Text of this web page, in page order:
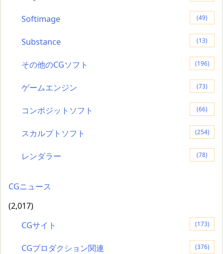
Softimage (49)
Substance (13)
その他のCGソフト (196)
ゲームエンジン (73)
コンポジットソフト (66)
スカルプトソフト (254)
レンダラー (78)
CGニュース
(2,017)
CGサイト
(173)
CGプロダクション関連 (376)